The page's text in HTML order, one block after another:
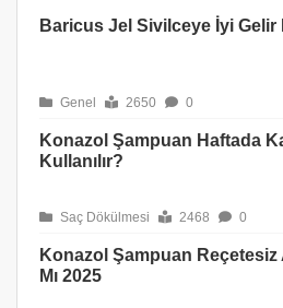
Baricus Jel Sivilceye İyi Gelir
Genel 2650 0
Konazol Şampuan Haftada
Kullanılır?
Saç Dökülmesi 2468 0
Konazol Şampuan Reçetesiz
Mı 2025